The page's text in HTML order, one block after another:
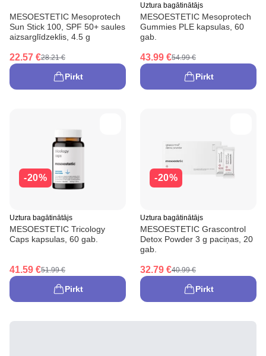
MESOESTETIC Mesoprotech
Sun Stick 100, SPF 50+ saules
aizsarglīdzeklis, 4.5 g
22.57 €28.21 €
Pirkt
Uztura bagātinātājs
MESOESTETIC Mesoprotech
Gummies PLE kapsulas, 60
gab.
43.99 €54.99 €
Pirkt
-20%
Uztura bagātinātājs
MESOESTETIC Tricology
Caps kapsulas, 60 gab.
41.59 €51.99 €
Pirkt
-20%
Uztura bagātinātājs
MESOESTETIC Grascontrol
Detox Powder 3 g paciņas, 20
gab.
32.79 €40.99 €
Pirkt